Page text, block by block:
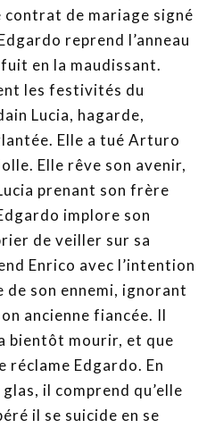
contrat de mariage signé
reprend l’anneau
en la maudissant.
les festivités du
Lucia, hagarde,
Elle a tué Arturo
Elle rêve son avenir,
prenant son frère
implore son
de veiller sur sa
Enrico avec l’intention
de son ennemi, ignorant
ancienne fiancée. Il
bientôt mourir, et que
réclame Edgardo. En
il comprend qu’elle
il se suicide en se